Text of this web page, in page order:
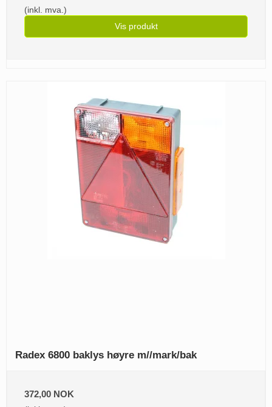
(inkl. mva.)
Vis produkt
Radex 6800 baklys høyre m//mark/bak
372,00 NOK